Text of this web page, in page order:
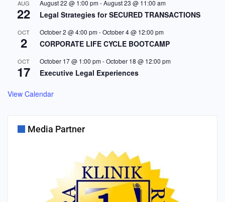
AUG
22
August 22 @ 1:00 pm-August 23 @ 11:00 am
Legal Strategies for SECURED TRANSACTIONS
OCT
2
October 2 @ 4:00 pm-October 4 @ 12:00 pm
CORPORATE LIFE CYCLE BOOTCAMP
OCT
17
October 17 @ 1:00 pm-October 18 @ 12:00 pm
Executive Legal Experiences
View Calendar
Media Partner